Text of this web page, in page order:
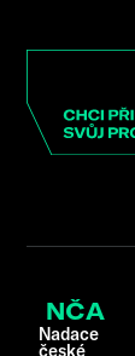
NČA
Nadace
české